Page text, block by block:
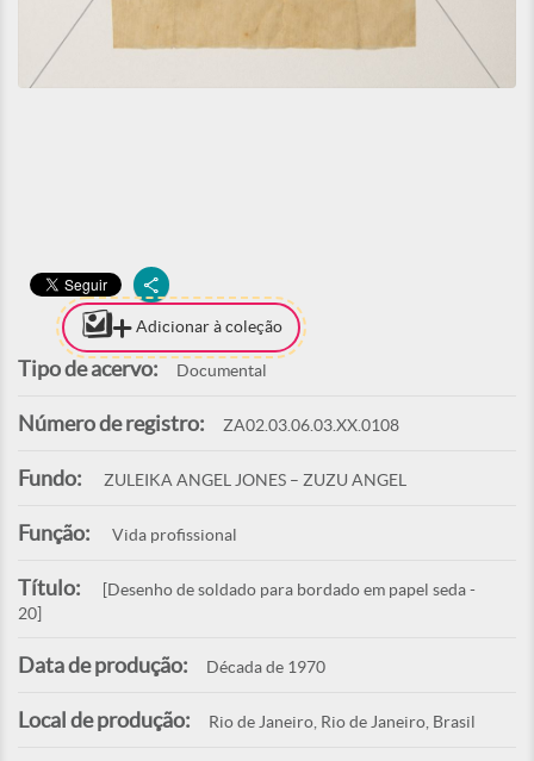
Adicionar à coleção
Tipo de acervo: Documental
Número de registro: ZA02.03.06.03.XX.0108
Fundo: ZULEIKA ANGEL JONES – ZUZU ANGEL
Função: Vida profissional
Título:
[Desenho de soldado para bordado em papel seda -
20]
Data de produção: Década de 1970
Local de produção: Rio de Janeiro, Rio de Janeiro, Brasil